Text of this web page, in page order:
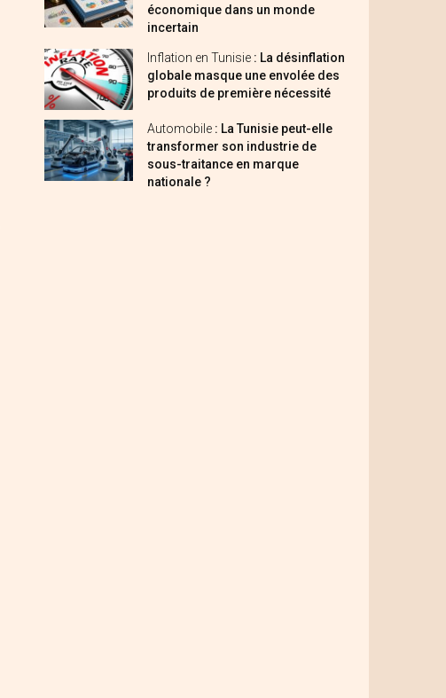
économique dans un monde
incertain
Inflation en Tunisie : La désinflation
globale masque une envolée des
produits de première nécessité
Automobile : La Tunisie peut-elle
transformer son industrie de
sous-traitance en marque
nationale ?